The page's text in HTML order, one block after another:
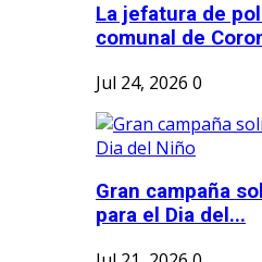
La jefatura de
comunal de
Jul 24, 2026 0
Gran campaña
para el Dia del...